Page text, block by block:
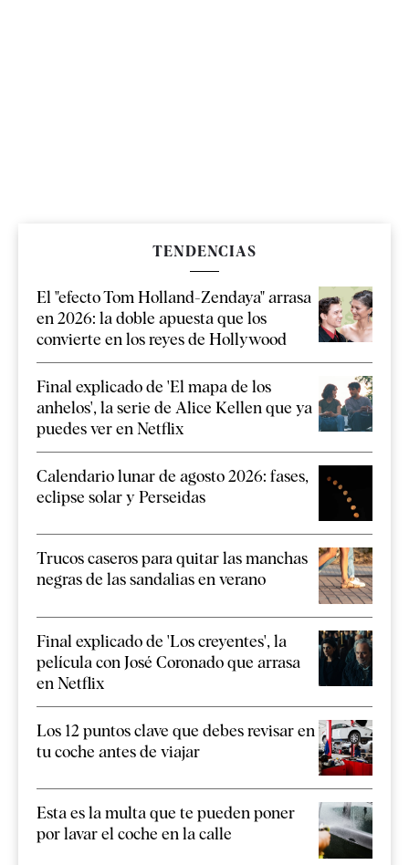
TENDENCIAS
El "efecto Tom Holland-Zendaya" arrasa
en 2026: la doble apuesta que los
convierte en los reyes de Hollywood
Final explicado de 'El mapa de los
anhelos', la serie de Alice Kellen que ya
puedes ver en Netflix
Calendario lunar de agosto 2026: fases,
eclipse solar y Perseidas
Trucos caseros para quitar las manchas
negras de las sandalias en verano
Final explicado de 'Los creyentes', la
película con José Coronado que arrasa
en Netflix
Los 12 puntos clave que debes revisar en
tu coche antes de viajar
Esta es la multa que te pueden poner
por lavar el coche en la calle